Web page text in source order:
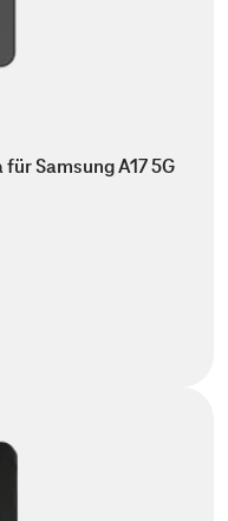
Samsung A17 5G